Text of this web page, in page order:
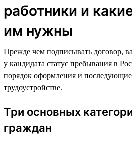
работники и
им нужны
Прежде чем подписывать договор,
у кандидата статус пребывания в
порядок оформления и
трудоустройстве.
Три основных
граждан